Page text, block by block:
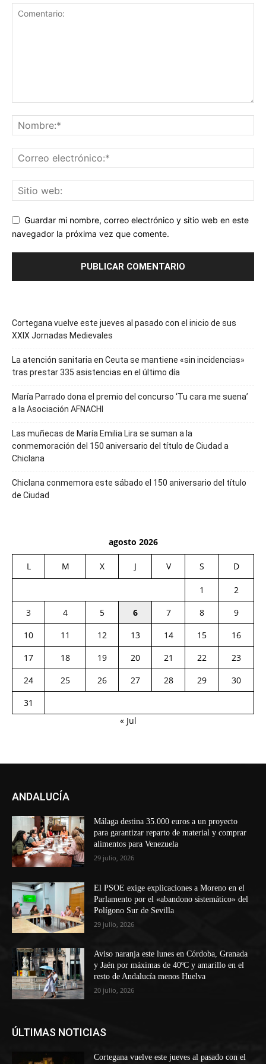
Guardar mi nombre, correo electrónico y sitio web en este
navegador la próxima vez que comente.
Cortegana vuelve este jueves al pasado con el inicio de sus
XXIX Jornadas Medievales
La atención sanitaria en Ceuta se mantiene «sin incidencias»
tras prestar 335 asistencias en el último día
María Parrado dona el premio del concurso ‘Tu cara me suena’
a la Asociación AFNACHI
Las muñecas de María Emilia Lira se suman a la
conmemoración del 150 aniversario del título de Ciudad a
Chiclana
Chiclana conmemora este sábado el 150 aniversario del título
de Ciudad
agosto 2026
L M X J V S D
1
2
3
4 5 6 7 8
9
10
11 12 13 14 15
16
17
18 19 20 21 22
23
24
25 26 27 28 29
30
31
« Jul
ANDALUCÍA
Málaga destina 35.000 euros a un proyecto
para garantizar reparto de material y comprar
alimentos para Venezuela
29 julio, 2026
El PSOE exige explicaciones a Moreno en el
Parlamento por el «abandono sistemático» del
Polígono Sur de Sevilla
29 julio, 2026
Aviso naranja este lunes en Córdoba, Granada
y Jaén por máximas de 40ºC y amarillo en el
resto de Andalucía menos Huelva
20 julio, 2026
ÚLTIMAS NOTICIAS
Cortegana vuelve este jueves al pasado con el